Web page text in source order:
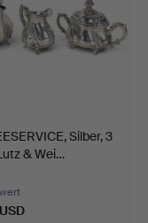
Silber, 3
& Wei…